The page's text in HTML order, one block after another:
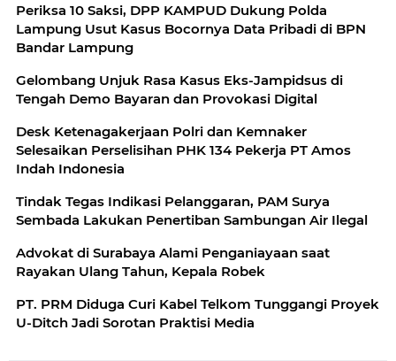
Periksa 10 Saksi, DPP KAMPUD Dukung Polda
Lampung Usut Kasus Bocornya Data Pribadi di BPN
Bandar Lampung
Gelombang Unjuk Rasa Kasus Eks-Jampidsus di
Tengah Demo Bayaran dan Provokasi Digital
Desk Ketenagakerjaan Polri dan Kemnaker
Selesaikan Perselisihan PHK 134 Pekerja PT Amos
Indah Indonesia
Tindak Tegas Indikasi Pelanggaran, PAM Surya
Sembada Lakukan Penertiban Sambungan Air Ilegal
Advokat di Surabaya Alami Penganiayaan saat
Rayakan Ulang Tahun, Kepala Robek
PT. PRM Diduga Curi Kabel Telkom Tunggangi Proyek
U-Ditch Jadi Sorotan Praktisi Media